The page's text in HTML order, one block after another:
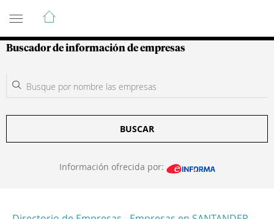
Guía de Empresas Colombianas
Buscador de información de empresas
BUSCAR
Información ofrecida por: